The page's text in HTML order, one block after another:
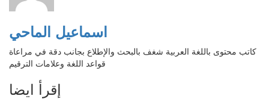
اسماعيل الماحي
كاتب محتوى باللغة العربية شغف بالبحث والإطلاع بجانب دقة في مراعاة
قواعد اللغة وعلامات الترقيم
إقرأ ايضا